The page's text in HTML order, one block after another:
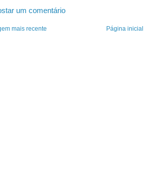
um comentário
mais recente Página inicial